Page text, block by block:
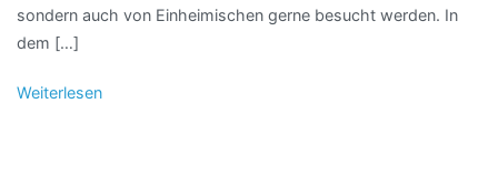
sondern auch von Einheimischen gerne besucht werden. In
dem […]
Weiterlesen